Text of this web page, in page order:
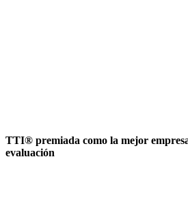
TTI® premiada como la mejor
evaluación